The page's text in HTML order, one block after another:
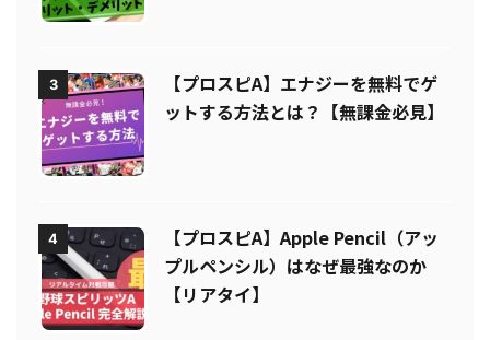
3
【プロスピA】エナジーを無料でゲ
ットする方法とは？【無課金必見】
4
【プロスピA】Apple Pencil（アッ
プルペンシル）はなぜ最強なのか
【リアタイ】